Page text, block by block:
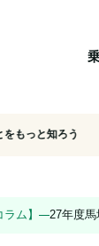
をもっと知ろう
ラム】 27年度馬